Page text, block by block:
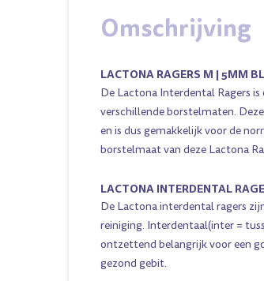
Omschrijving
LACTONA RAGERS M | 5MM
De Lactona Interdental Ragers is
verschillende borstelmaten.
en is dus gemakkelijk voor de
borstelmaat van deze Lactona
LACTONA INTERDENTAL
De Lactona interdental ragers
reiniging. Interdentaal(inter =
ontzettend belangrijk voor een
gezond gebit.